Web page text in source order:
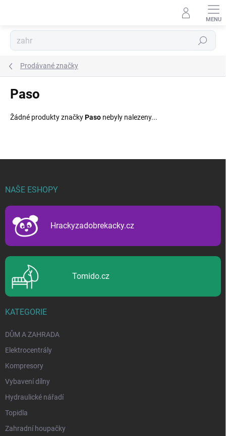
Hledat
Prodávané značky
Paso
Žádné produkty značkyPaso nebyly nalezeny...
NAŠE ESHOPY
Hrackyzadobrekacky.cz
Tomido.cz
KATEGORIE
DŮM A ZAHRADA
Elektrocentrály
Kompresory
Vybavení dílny
Hydraulické nářadí
Topidla
Zahradní houpačky